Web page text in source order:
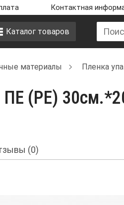
Контактная
Каталог товаров
материалы Пленка
(РЕ)
(0)